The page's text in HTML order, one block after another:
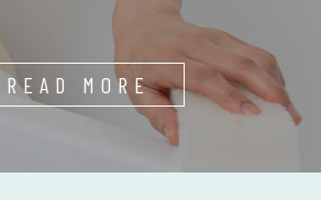
READ MORE